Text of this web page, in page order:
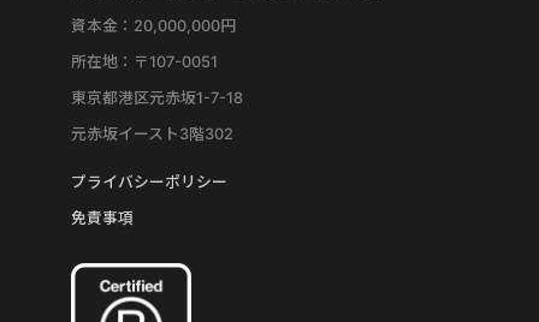
資本金：20,000,000円
所在地：〒107-0051
東京都港区元赤坂1-7-18
元赤坂イースト3階302
プライバシーポリシー
免責事項